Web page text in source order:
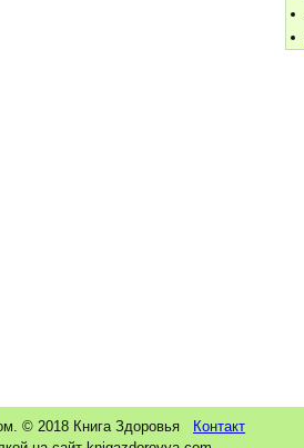
© 2018 Книга Здоровья
Контакт